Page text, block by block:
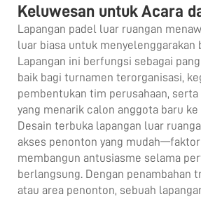
Keluwesan untuk Acara
Lapangan padel luar ruangan
luar biasa untuk menyelenggarakan
Lapangan ini berfungsi sebagai
baik bagi turnamen terorganisasi,
pembentukan tim perusahaan,
yang menarik calon anggota baru
Desain terbuka lapangan luar
akses penonton yang
membangun antusiasme selama
berlangsung. Dengan penambahan
atau area penonton, sebuah